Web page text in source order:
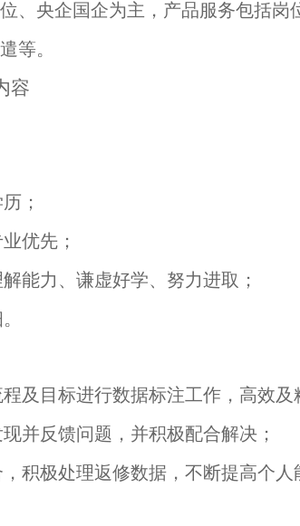
、央企国企为主，产品服务包括岗
等。
容
；
优先；
能力、谦虚好学、努力进取；
及目标进行数据标注工作，高效及
并反馈问题，并积极配合解决；
积极处理返修数据，不断提高个人